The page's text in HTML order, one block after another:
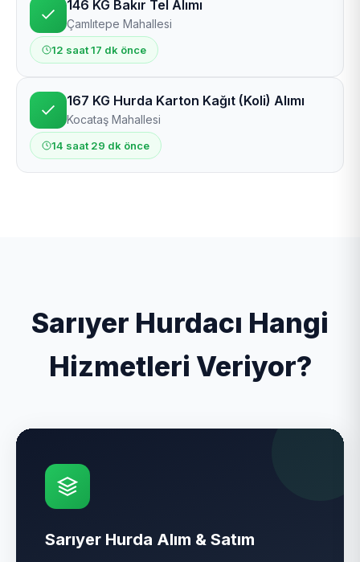
146 KG Bakır Tel Alımı
Çamlıtepe Mahallesi
12 saat 17 dk önce
167 KG Hurda Karton Kağıt (Koli) Alımı
Kocataş Mahallesi
14 saat 29 dk önce
Sarıyer Hurdacı Hangi
Hizmetleri Veriyor?
Sarıyer Hurda Alım & Satım